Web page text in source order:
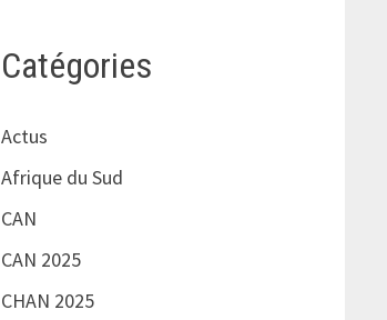
Catégories
Actus
Afrique du Sud
CAN
CAN 2025
CHAN 2025